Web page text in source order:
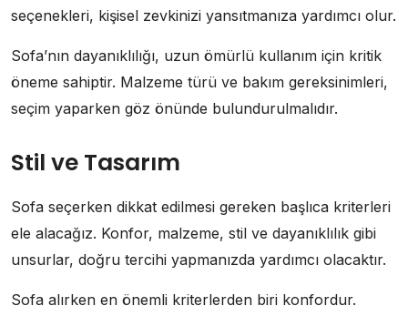
seçenekleri, kişisel zevkinizi yansıtmanıza yardımcı olur.
Sofa’nın dayanıklılığı, uzun ömürlü kullanım için kritik
öneme sahiptir. Malzeme türü ve bakım gereksinimleri,
seçim yaparken göz önünde bulundurulmalıdır.
Stil ve Tasarım
Sofa seçerken dikkat edilmesi gereken başlıca kriterleri
ele alacağız. Konfor, malzeme, stil ve dayanıklılık gibi
unsurlar, doğru tercihi yapmanızda yardımcı olacaktır.
Sofa alırken en önemli kriterlerden biri konfordur.